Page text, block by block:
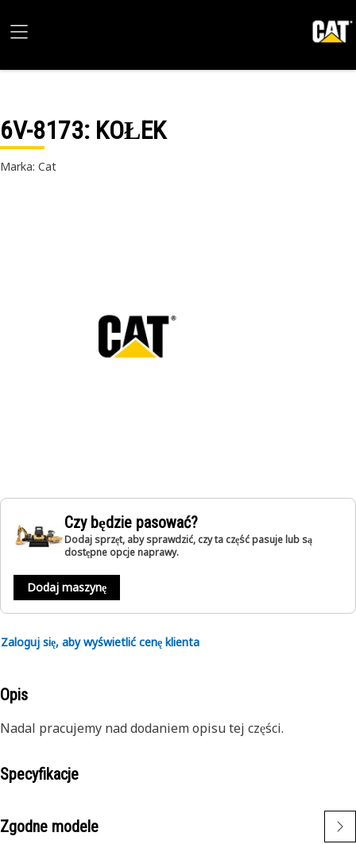
6V-8173: KOŁEK
Marka: Cat
Czy będzie pasować?
Dodaj sprzęt, aby sprawdzić, czy ta część pasuje lub są
dostępne opcje naprawy.
Dodaj maszynę
Zaloguj się, aby wyświetlić cenę klienta
Opis
Nadal pracujemy nad dodaniem opisu tej części.
Specyfikacje
Zgodne modele